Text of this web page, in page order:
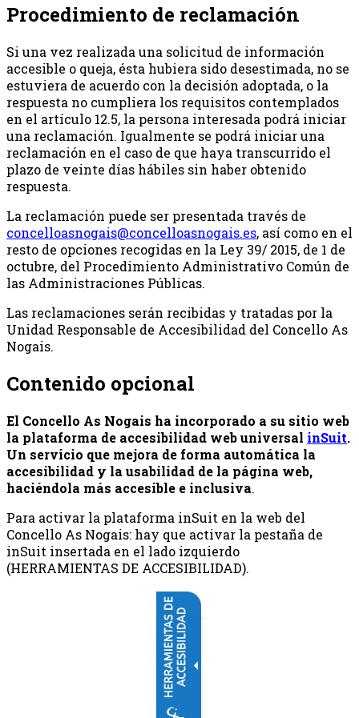
Procedimiento de reclamación
Si una vez realizada una solicitud de información
accesible o queja, ésta hubiera sido desestimada, no se
estuviera de acuerdo con la decisión adoptada, o la
respuesta no cumpliera los requisitos contemplados
en el artículo 12.5, la persona interesada podrá iniciar
una reclamación. Igualmente se podrá iniciar una
reclamación en el caso de que haya transcurrido el
plazo de veinte días hábiles sin haber obtenido
respuesta.
La reclamación puede ser presentada través de
concelloasnogais@concelloasnogais.es, así como en el
resto de opciones recogidas en la Ley 39/ 2015, de 1 de
octubre, del Procedimiento Administrativo Común de
las Administraciones Públicas.
Las reclamaciones serán recibidas y tratadas por la
Unidad Responsable de Accesibilidad del Concello As
Nogais.
Contenido opcional
El Concello As Nogais ha incorporado a su sitio web
la plataforma de accesibilidad web universal inSuit.
Un servicio que mejora de forma automática la
accesibilidad y la usabilidad de la página web,
haciéndola más accesible e inclusiva.
Para activar la plataforma inSuit en la web del
Concello As Nogais: hay que activar la pestaña de
inSuit insertada en el lado izquierdo
(HERRAMIENTAS DE ACCESIBILIDAD).